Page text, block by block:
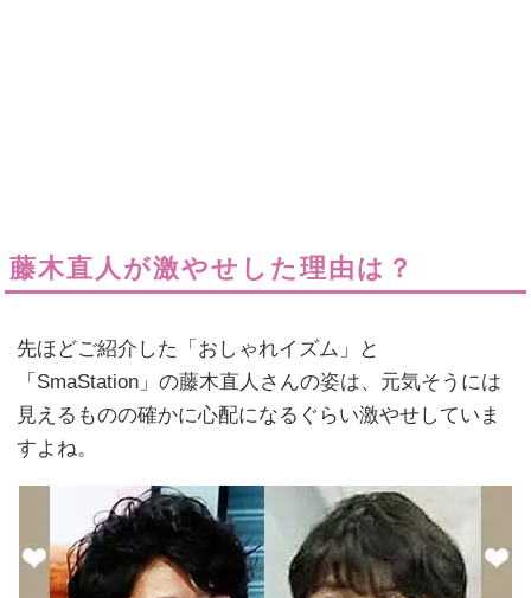
藤木直人が激やせした理由は？
先ほどご紹介した「おしゃれイズム」と
「SmaStation」の藤木直人さんの姿は、元気そうには
見えるものの確かに心配になるぐらい激やせしていま
すよね。